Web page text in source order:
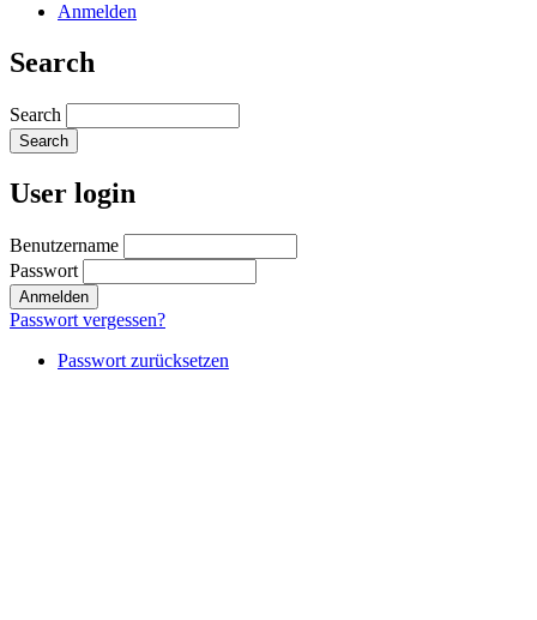
Anmelden
Search
Search
User login
Benutzername
Passwort
Passwort vergessen?
Passwort zurücksetzen